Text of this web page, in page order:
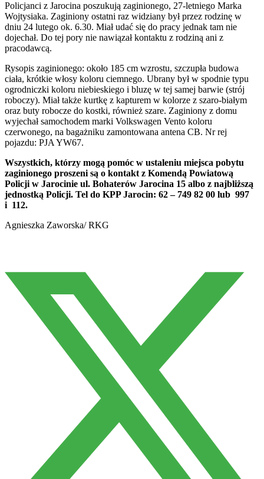
Policjanci z Jarocina poszukują zaginionego, 27-letniego Marka
Wojtysiaka. Zaginiony ostatni raz widziany był przez rodzinę w
dniu 24 lutego ok. 6.30. Miał udać się do pracy jednak tam nie
dojechał. Do tej pory nie nawiązał kontaktu z rodziną ani z
pracodawcą.
Rysopis zaginionego: około 185 cm wzrostu, szczupła budowa
ciała, krótkie włosy koloru ciemnego. Ubrany był w spodnie typu
ogrodniczki koloru niebieskiego i bluzę w tej samej barwie (strój
roboczy). Miał także kurtkę z kapturem w kolorze z szaro-białym
oraz buty robocze do kostki, również szare. Zaginiony z domu
wyjechał samochodem marki Volkswagen Vento koloru
czerwonego, na bagażniku zamontowana antena CB. Nr rej
pojazdu: PJA YW67.
Wszystkich, którzy mogą pomóc w ustaleniu miejsca pobytu
zaginionego proszeni są o kontakt z Komendą Powiatową
Policji w Jarocinie ul. Bohaterów Jarocina 15 albo z najbliższą
jednostką Policji. Tel do KPP Jarocin: 62 – 749 82 00 lub 997
i 112.
Agnieszka Zaworska/ RKG